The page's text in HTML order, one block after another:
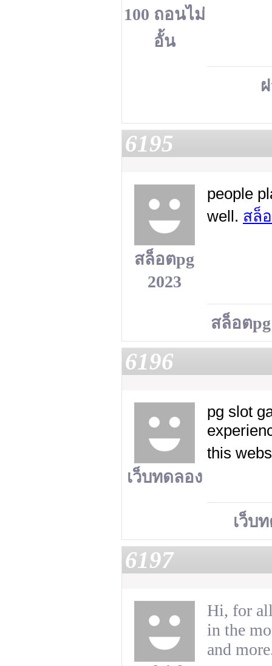
100 ถอนไม่
อั้น
6195
สล็อตpg
2023
people
well. สล็
สล็อตpg
6196
เว็บทดลอง
pg slot
this
เว็บ
6197
Hi, for
in the
and